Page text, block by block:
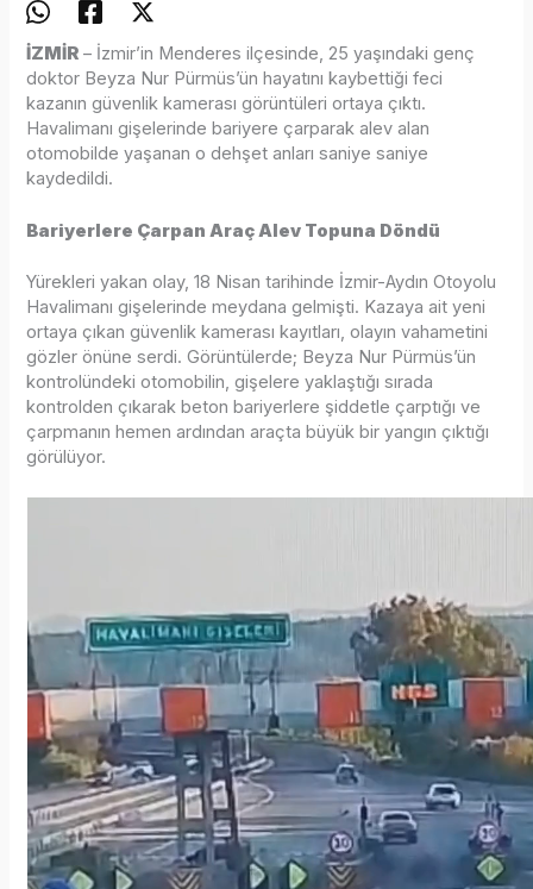
İZMİR – İzmir’in Menderes ilçesinde, 25 yaşındaki genç
doktor Beyza Nur Pürmüs’ün hayatını kaybettiği feci
kazanın güvenlik kamerası görüntüleri ortaya çıktı.
Havalimanı gişelerinde bariyere çarparak alev alan
otomobilde yaşanan o dehşet anları saniye saniye
kaydedildi.
Bariyerlere Çarpan Araç Alev Topuna Döndü
Yürekleri yakan olay, 18 Nisan tarihinde İzmir-Aydın Otoyolu
Havalimanı gişelerinde meydana gelmişti. Kazaya ait yeni
ortaya çıkan güvenlik kamerası kayıtları, olayın vahametini
gözler önüne serdi. Görüntülerde; Beyza Nur Pürmüs’ün
kontrolündeki otomobilin, gişelere yaklaştığı sırada
kontrolden çıkarak beton bariyerlere şiddetle çarptığı ve
çarpmanın hemen ardından araçta büyük bir yangın çıktığı
görülüyor.